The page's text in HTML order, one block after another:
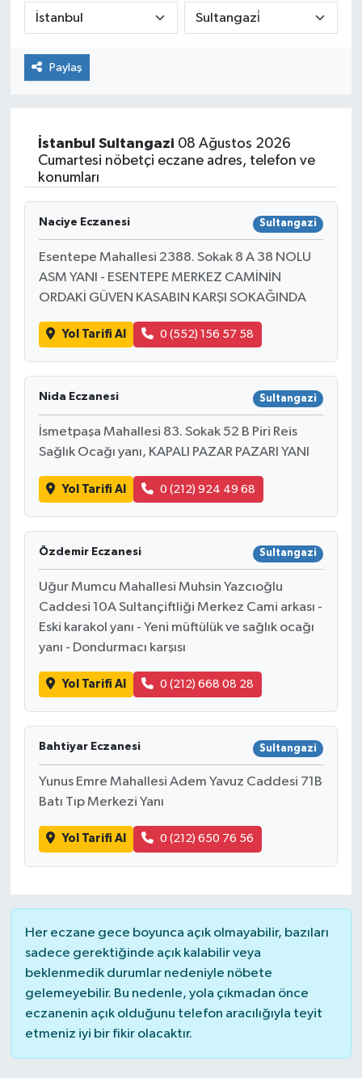
Paylaş
İstanbul Sultangazi 08 Ağustos 2026
Cumartesi nöbetçi eczane adres, telefon ve
konumları
Naciye Eczanesi Sultangazi
Esentepe Mahallesi 2388. Sokak 8 A 38 NOLU
ASM YANI - ESENTEPE MERKEZ CAMİNİN
ORDAKİ GÜVEN KASABIN KARŞI SOKAĞINDA
Yol Tarifi Al 0 (552) 156 57 58
Nida Eczanesi Sultangazi
İsmetpaşa Mahallesi 83. Sokak 52 B Piri Reis
Sağlık Ocağı yanı, KAPALI PAZAR PAZARI YANI
Yol Tarifi Al 0 (212) 924 49 68
Özdemir Eczanesi Sultangazi
Uğur Mumcu Mahallesi Muhsin Yazcıoğlu
Caddesi 10A Sultançiftliği Merkez Cami arkası -
Eski karakol yanı - Yeni müftülük ve sağlık ocağı
yanı - Dondurmacı karşısı
Yol Tarifi Al 0 (212) 668 08 28
Bahtiyar Eczanesi Sultangazi
Yunus Emre Mahallesi Adem Yavuz Caddesi 71B
Batı Tıp Merkezi Yanı
Yol Tarifi Al 0 (212) 650 76 56
Her eczane gece boyunca açık olmayabilir, bazıları
sadece gerektiğinde açık kalabilir veya
beklenmedik durumlar nedeniyle nöbete
gelemeyebilir. Bu nedenle, yola çıkmadan önce
eczanenin açık olduğunu telefon aracılığıyla teyit
etmeniz iyi bir fikir olacaktır.